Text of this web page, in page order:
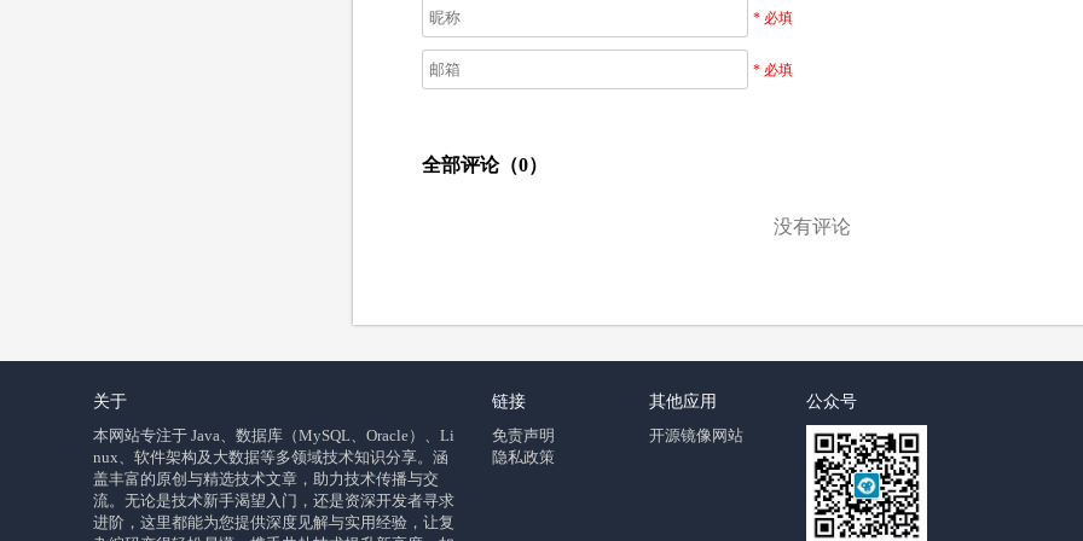
* 必填
* 必填
全部评论（0）
没有评论
关于
本网站专注于 Java、数据库（MySQL、Oracle）、Li
nux、软件架构及大数据等多领域技术知识分享。涵
盖丰富的原创与精选技术文章，助力技术传播与交
流。无论是技术新手渴望入门，还是资深开发者寻求
进阶，这里都能为您提供深度见解与实用经验，让复
链接
免责声明
隐私政策
其他应用
开源镜像网站
公众号